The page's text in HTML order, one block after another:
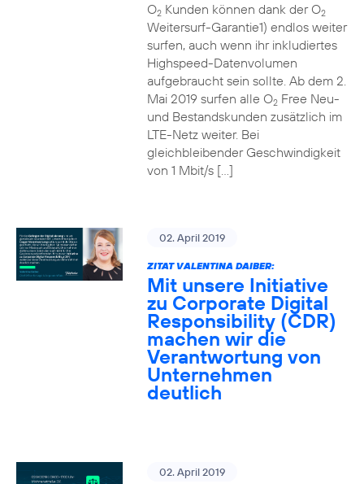
O2Kunden können dank der O2
Weitersurf-Garantie1) endlos weiter
surfen, auch wenn ihr inkludiertes
Highspeed-Datenvolumen
aufgebraucht sein sollte. Ab dem 2.
Mai 2019 surfen alle O2Free Neu-
und Bestandskunden zusätzlich im
LTE-Netz weiter. Bei
gleichbleibender Geschwindigkeit
von 1 Mbit/s […]
02. April 2019
ZITAT VALENTINA DAIBER:
Mit unsere Initiative
zu Corporate Digital
Responsibility (CDR)
machen wir die
Verantwortung von
Unternehmen
deutlich
02. April 2019